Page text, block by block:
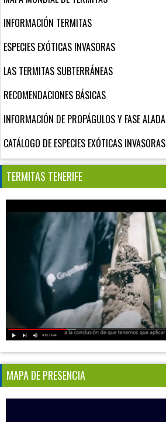
INFORMACIÓN TERMITAS
ESPECIES EXÓTICAS INVASORAS
LAS TERMITAS SUBTERRÁNEAS
RECOMENDACIONES BÁSICAS
INFORMACIÓN DE PROPÁGULOS Y FASE ALADA
CATÁLOGO DE ESPECIES EXÓTICAS INVASORAS
TERMITAS TENERIFE
MAPA DE PRESENCIA